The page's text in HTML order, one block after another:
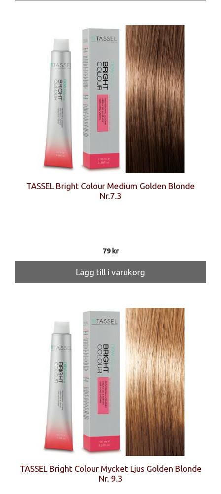
TASSEL Bright Colour Medium Golden Blonde
Nr.7.3
79kr
Lägg till i varukorg
TASSEL Bright Colour Mycket Ljus Golden Blonde
Nr. 9.3